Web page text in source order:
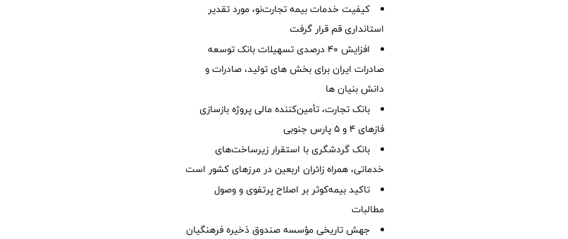
کیفیت خدمات بیمه تجارت‌نو، مورد تقدیر
استانداری قم قرار گرفت
افزایش 40 درصدی تسهیلات بانک توسعه
صادرات ایران برای بخش های تولید، صادرات و
دانش بنیان ها
بانک تجارت، تأمین‌کننده مالی پروژه بازسازی
فازهای ۴ و ۵ پارس جنوبی
بانک گردشگری با استقرار زیرساخت‌های
خدماتی، همراه زائران اربعین در مرزهای کشور است
تاکید بیمه‌کوثر بر اصلاح پرتفوی و وصول
مطالبات ‌
جهش تاریخی مؤسسه صندوق ذخیره فرهنگیان